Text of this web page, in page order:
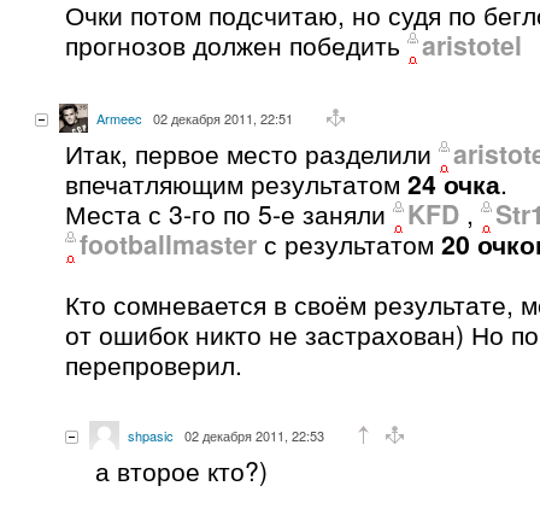
Очки потом подсчитаю, но судя по
прогнозов должен победить
aristotel
Armeec 02 декабря 2011, 22:51
Итак, первое место разделили
впечатляющим результатом 24 очка.
Места с 3-го по 5-е заняли
KFD ,
footballmaster с результатом 20
Кто сомневается в своём результате,
от ошибок никто не застрахован) Но
перепроверил.
shpasic 02 декабря 2011, 22:53
а второе кто?)